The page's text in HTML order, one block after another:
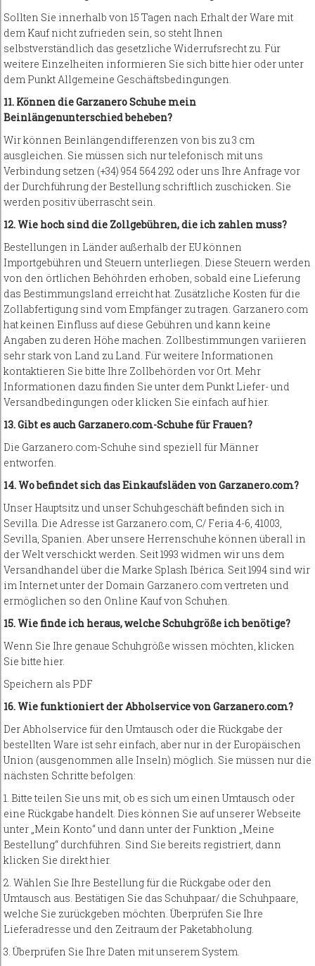
Sollten Sie innerhalb von 15 Tagen nach Erhalt der Ware mit
dem Kauf nicht zufrieden sein, so steht Ihnen
selbstverständlich das gesetzliche Widerrufsrecht zu. Für
weitere Einzelheiten informieren Sie sich bitte hier oder unter
dem Punkt Allgemeine Geschäftsbedingungen.
11. Können die Garzanero Schuhe mein
Beinlängenunterschied beheben?
Wir können Beinlängendifferenzen von bis zu 3 cm
ausgleichen. Sie müssen sich nur telefonisch mit uns
Verbindung setzen (+34) 954 564 292 oder uns Ihre Anfrage vor
der Durchführung der Bestellung schriftlich zuschicken. Sie
werden positiv überrascht sein.
12. Wie hoch sind die Zollgebühren, die ich zahlen muss?
Bestellungen in Länder außerhalb der EU können
Importgebühren und Steuern unterliegen. Diese Steuern werden
von den örtlichen Behöhrden erhoben, sobald eine Lieferung
das Bestimmungsland erreicht hat. Zusätzliche Kosten für die
Zollabfertigung sind vom Empfänger zu tragen. Garzanero.com
hat keinen Einfluss auf diese Gebühren und kann keine
Angaben zu deren Höhe machen. Zollbestimmungen variieren
sehr stark von Land zu Land. Für weitere Informationen
kontaktieren Sie bitte Ihre Zollbehörden vor Ort. Mehr
Informationen dazu finden Sie unter dem Punkt Liefer- und
Versandbedingungen oder klicken Sie einfach auf hier.
13. Gibt es auch Garzanero.com-Schuhe für Frauen?
Die Garzanero.com-Schuhe sind speziell für Männer
entworfen.
14. Wo befindet sich das Einkaufsläden von Garzanero.com?
Unser Hauptsitz und unser Schuhgeschäft befinden sich in
Sevilla. Die Adresse ist Garzanero.com, C/ Feria 4-6, 41003,
Sevilla, Spanien. Aber unsere Herrenschuhe können überall in
der Welt verschickt werden. Seit 1993 widmen wir uns dem
Versandhandel über die Marke Splash Ibérica. Seit 1994 sind wir
im Internet unter der Domain Garzanero.com vertreten und
ermöglichen so den Online Kauf von Schuhen.
15. Wie finde ich heraus, welche Schuhgröße ich benötige?
Wenn Sie Ihre genaue Schuhgröße wissen möchten, klicken
Sie bitte hier.
Speichern als PDF
16. Wie funktioniert der Abholservice von Garzanero.com?
Der Abholservice für den Umtausch oder die Rückgabe der
bestellten Ware ist sehr einfach, aber nur in der Europäischen
Union (ausgenommen alle Inseln) möglich. Sie müssen nur die
nächsten Schritte befolgen:
1. Bitte teilen Sie uns mit, ob es sich um einen Umtausch oder
eine Rückgabe handelt. Dies können Sie auf unserer Webseite
unter „Mein Konto“ und dann unter der Funktion „Meine
Bestellung“ durchführen. Sind Sie bereits registriert, dann
klicken Sie direkt hier.
2. Wählen Sie Ihre Bestellung für die Rückgabe oder den
Umtausch aus. Bestätigen Sie das Schuhpaar/ die Schuhpaare,
welche Sie zurückgeben möchten. Überprüfen Sie Ihre
Lieferadresse und den Zeitraum der Paketabholung.
3. Überprüfen Sie Ihre Daten mit unserem System.